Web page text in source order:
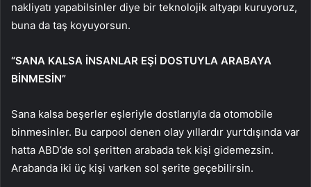
nakliyatı yapabilsinler diye bir teknolojik altyapı kuruyoruz,
buna da taş koyuyorsun.
“SANA KALSA İNSANLAR EŞİ DOSTUYLA ARABAYA
BİNMESİN”
Sana kalsa beşerler eşleriyle dostlarıyla da otomobile
binmesinler. Bu carpool denen olay yıllardır yurtdışında var
hatta ABD’de sol şeritten arabada tek kişi gidemezsin.
Arabanda iki üç kişi varken sol şerite geçebilirsin.